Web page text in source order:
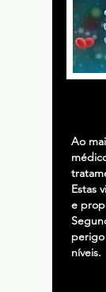
Ao
Estas
e
perigo
níveis.